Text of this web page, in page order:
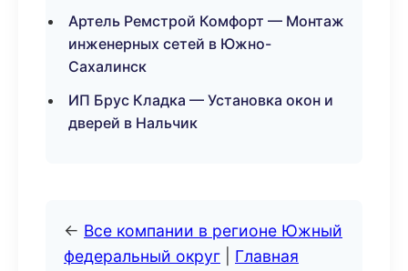
Артель Ремстрой Комфорт — Монтаж
инженерных сетей в Южно-
Сахалинск
ИП Брус Кладка — Установка окон и
дверей в Нальчик
← Все компании в регионе Южный
федеральный округ
Главная